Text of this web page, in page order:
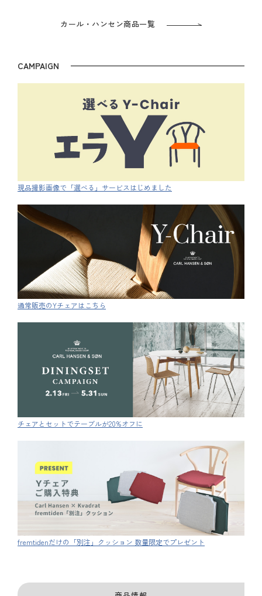
カール・ハンセン商品一覧
CAMPAIGN
現品撮影画像で「選べる」サービスはじめました
通常販売のYチェアはこちら
チェアとセットでテーブルが20%オフに
fremtidenだけの「別注」クッション 数量限定でプレゼント